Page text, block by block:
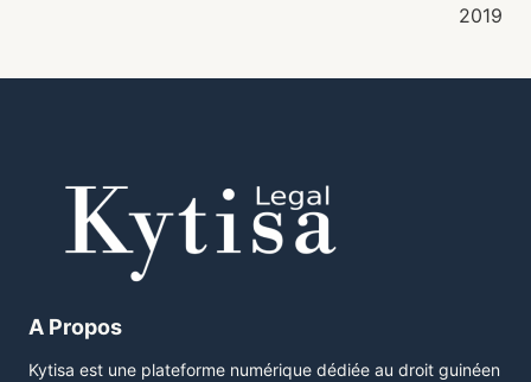
2019
A Propos
Kytisa est une plateforme numérique dédiée au droit guinéen